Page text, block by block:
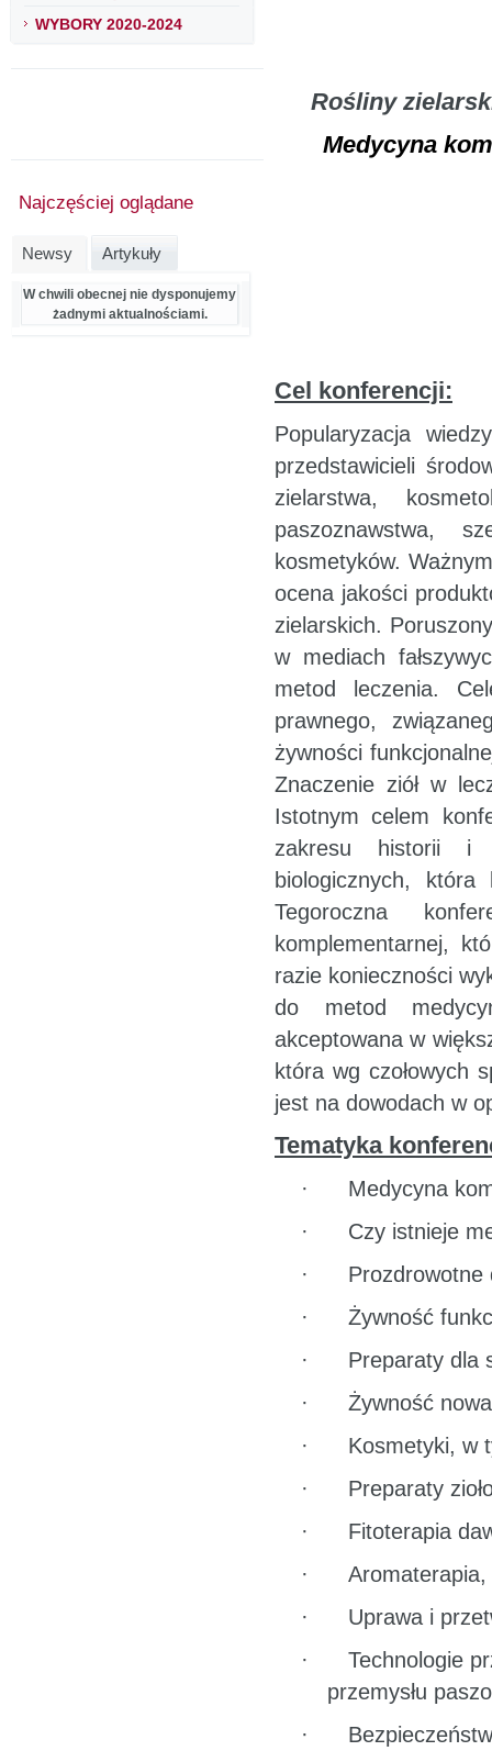
WYBORY 2020-2024
Najczęściej oglądane
Newsy Artykuły
W chwili obecnej nie dysponujemy
żadnymi aktualnościami.
Rośliny
Medycyna
Cel konferencji:
Popularyzacja
przedstawicieli
zielarstwa,
paszoznawstwa,
kosmetyków.
ocena jakości
zielarskich.
w mediach
metod leczenia.
prawnego,
żywności
Znaczenie ziół w
Istotnym celem
zakresu historii i
biologicznych, która
Tegoroczna
komplementarnej,
razie konieczności
do metod
akceptowana w
która wg czołowych
jest na dowodach w
Tematyka
·
Medycyna
·
Czy istnieje
·
Prozdrowotne
·
Żywność
·
Preparaty dla
·
Żywność
·
Kosmetyki, w
·
Preparaty
·
Fitoterapia
·
Aromaterapia,
·
Uprawa i
·
Technologie
przemysłu
·